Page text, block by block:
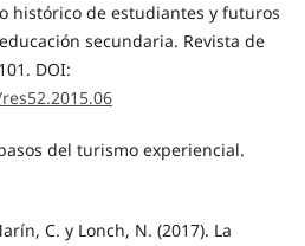
histórico de estudiantes y futuros
secundaria. Revista de
DOI:
del turismo experiencial.
C. y Lonch, N. (2017). La